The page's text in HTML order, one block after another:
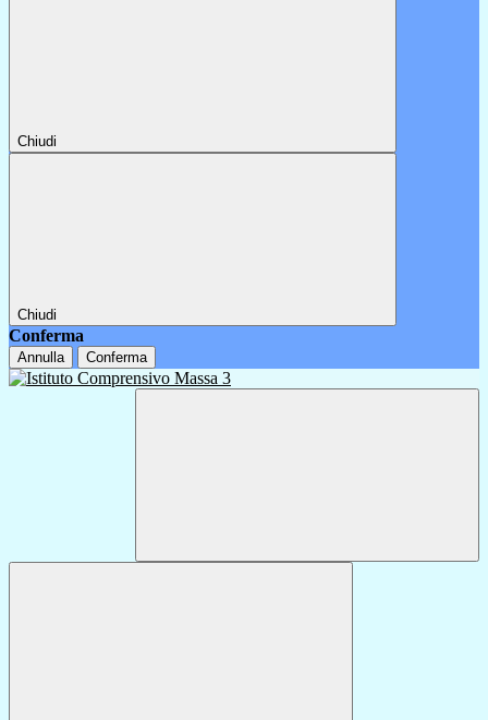
Chiudi
Chiudi
Conferma
Annulla Conferma